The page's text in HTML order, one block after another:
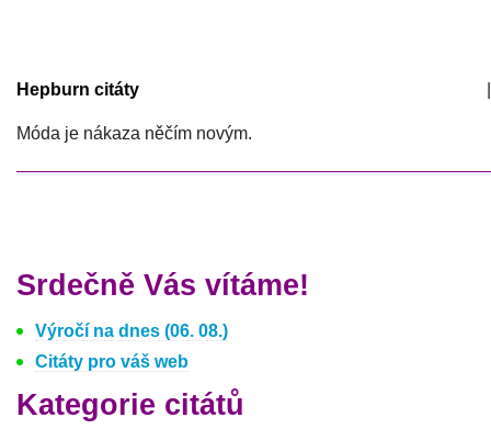
Hepburn citáty
Móda je nákaza něčím novým.
Srdečně Vás vítáme!
Výročí na dnes (06. 08.)
Citáty pro váš web
Kategorie citátů